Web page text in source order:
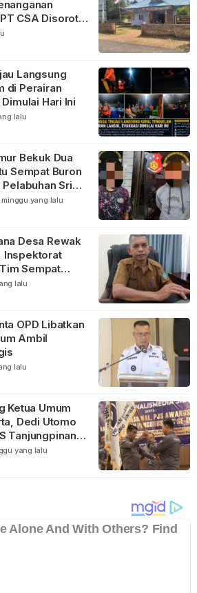
CSA Disorot
Langsung
di Perairan
Hari Ini
lalu
Bekuk Dua
Sempat Buron
Sri
minggu yang lalu
Desa Rewak
Inspektorat
Sempat
Lain
lalu
OPD Libatkan
Ambil
lalu
Ketua Umum
Dedi Utomo
Tanjungpinang-
yang lalu